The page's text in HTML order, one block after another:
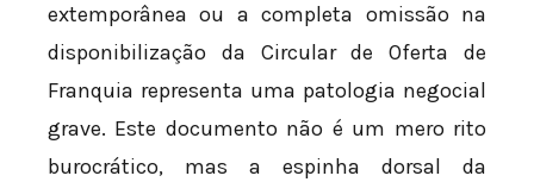
extemporânea ou a completa omissão na
disponibilização da Circular de Oferta de
Franquia representa uma patologia negocial
grave. Este documento não é um mero rito
burocrático, mas a espinha dorsal da